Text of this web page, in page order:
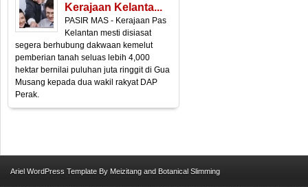
Kerajaan Kelanta...
PASIR MAS - Kerajaan Pas
Kelantan mesti disiasat
segera berhubung dakwaan kemelut
pemberian tanah seluas lebih 4,000
hektar bernilai puluhan juta ringgit di Gua
Musang kepada dua wakil rakyat DAP
Perak.
Ariel WordPress Template By Meizitang and Botanical Slimming